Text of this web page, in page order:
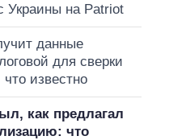
Украины на Patriot
данные
для сверки
что известно
как предлагал
что